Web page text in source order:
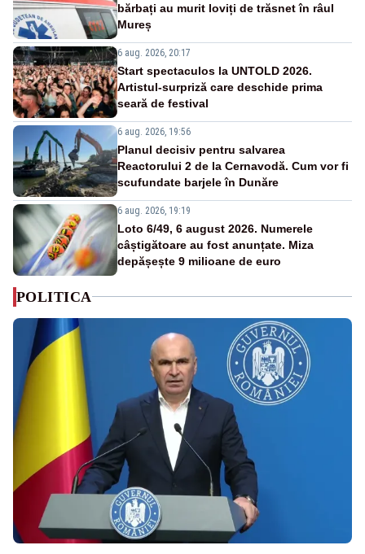
bărbați au murit loviți de trăsnet în râul
Mureș
6 aug. 2026, 20:17
Start spectaculos la UNTOLD 2026.
Artistul-surpriză care deschide prima
seară de festival
6 aug. 2026, 19:56
Planul decisiv pentru salvarea
Reactorului 2 de la Cernavodă. Cum vor fi
scufundate barjele în Dunăre
6 aug. 2026, 19:19
Loto 6/49, 6 august 2026. Numerele
câștigătoare au fost anunțate. Miza
depășește 9 milioane de euro
POLITICA